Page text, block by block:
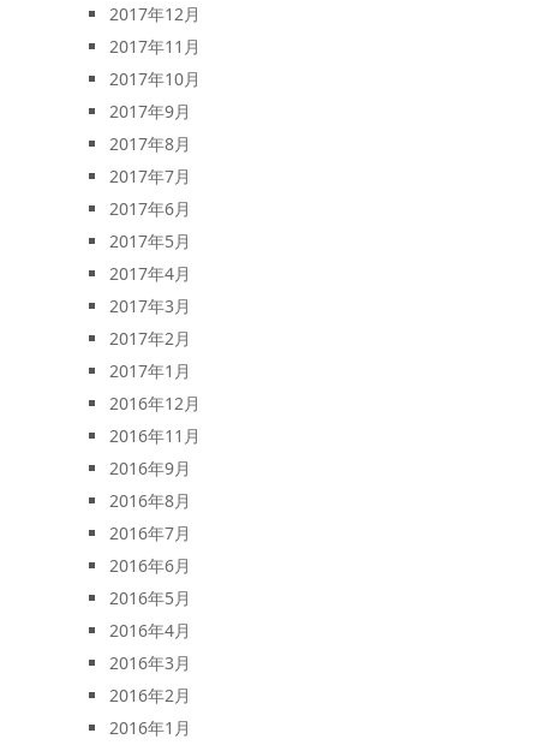
2017年12月
2017年11月
2017年10月
2017年9月
2017年8月
2017年7月
2017年6月
2017年5月
2017年4月
2017年3月
2017年2月
2017年1月
2016年12月
2016年11月
2016年9月
2016年8月
2016年7月
2016年6月
2016年5月
2016年4月
2016年3月
2016年2月
2016年1月